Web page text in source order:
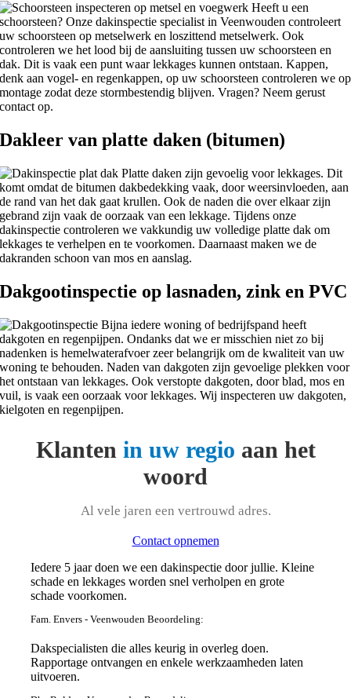
Heeft u een
schoorsteen? Onze dakinspectie specialist in Veenwouden controleert
uw schoorsteen op metselwerk en loszittend metselwerk. Ook
controleren we het lood bij de aansluiting tussen uw schoorsteen en
dak. Dit is vaak een punt waar lekkages kunnen ontstaan. Kappen,
denk aan vogel- en regenkappen, op uw schoorsteen controleren we op
montage zodat deze stormbestendig blijven. Vragen? Neem gerust
contact op.
Dakleer van platte daken (bitumen)
Platte daken zijn gevoelig voor lekkages. Dit
komt omdat de bitumen dakbedekking vaak, door weersinvloeden, aan
de rand van het dak gaat krullen. Ook de naden die over elkaar zijn
gebrand zijn vaak de oorzaak van een lekkage. Tijdens onze
dakinspectie controleren we vakkundig uw volledige platte dak om
lekkages te verhelpen en te voorkomen. Daarnaast maken we de
dakranden schoon van mos en aanslag.
Dakgootinspectie op lasnaden, zink en PVC
Bijna iedere woning of bedrijfspand heeft
dakgoten en regenpijpen. Ondanks dat we er misschien niet zo bij
nadenken is hemelwaterafvoer zeer belangrijk om de kwaliteit van uw
woning te behouden. Naden van dakgoten zijn gevoelige plekken voor
het ontstaan van lekkages. Ook verstopte dakgoten, door blad, mos en
vuil, is vaak een oorzaak voor lekkages. Wij inspecteren uw dakgoten,
kielgoten en regenpijpen.
Klanten in uw regio aan het
woord
Al vele jaren een vertrouwd adres.
Contact opnemen
Iedere 5 jaar doen we een dakinspectie door jullie. Kleine
schade en lekkages worden snel verholpen en grote
schade voorkomen.
Fam. Envers - Veenwouden Beoordeling:
Dakspecialisten die alles keurig in overleg doen.
Rapportage ontvangen en enkele werkzaamheden laten
uitvoeren.